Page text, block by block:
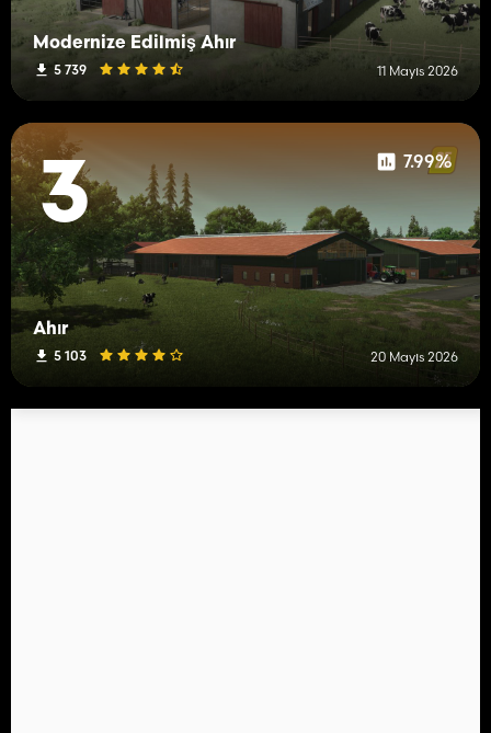
Modernize Edilmiş Ahır
5 739 11 Mayıs 2026
3 7.99%
Ahır
5 103 20 Mayıs 2026